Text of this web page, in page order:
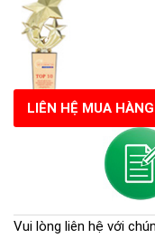
LIÊN HỆ MUA HÀNG
Vui lòng liên hệ với